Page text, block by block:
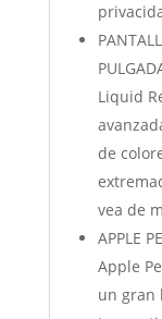
Liquid
de
vea de
APPLE
Apple
un gran